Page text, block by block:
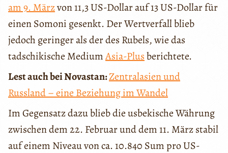
am 9. Märzvon 11,3 US-Dollar auf 13 US-Dollar für
einen Somoni gesenkt. Der Wertverfall blieb
jedoch geringer als der des Rubels, wie das
tadschikische MediumAsia-Plusberichtete.
Lest auch bei Novastan:Zentralasien und
Russland – eine Beziehung im Wandel
Im Gegensatz dazu blieb die usbekische Währung
zwischen dem 22. Februar und dem 11. März stabil
auf einem Niveau von ca. 10.840 Sum pro US-